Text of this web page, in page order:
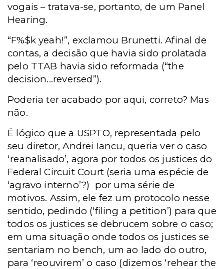
vogais – tratava-se, portanto, de um Panel
Hearing.
“F%$k yeah!”, exclamou Brunetti. Afinal de
contas, a decisão que havia sido prolatada
pelo TTAB havia sido reformada (“the
decision...reversed”).
Poderia ter acabado por aqui, correto? Mas
não.
É lógico que a USPTO, representada pelo
seu diretor, Andrei Iancu, queria ver o caso
‘reanalisado’, agora por todos os justices do
Federal Circuit Court (seria uma espécie de
‘agravo interno’?)
por uma série de
motivos. Assim, ele fez um protocolo nesse
sentido, pedindo (‘filing a petition’) para que
todos os justices se debrucem sobre o caso;
em uma situação onde todos os justices se
sentariam no bench, um ao lado do outro,
para ‘reouvirem’ o caso (dizemos ‘rehear the